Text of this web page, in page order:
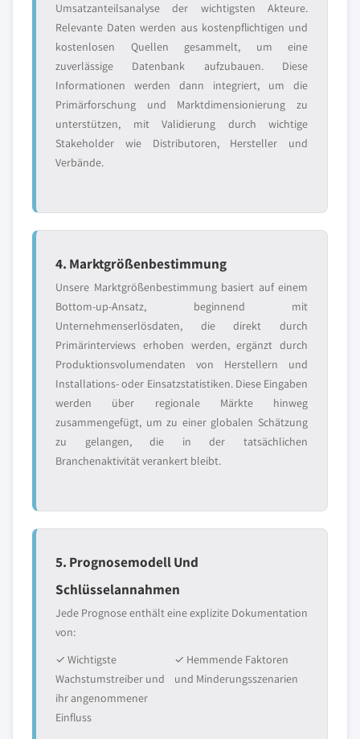
Umsatzanteilsanalyse der wichtigsten Akteure.
Relevante Daten werden aus kostenpflichtigen und
kostenlosen Quellen gesammelt, um eine
zuverlässige Datenbank aufzubauen. Diese
Informationen werden dann integriert, um die
Primärforschung und Marktdimensionierung zu
unterstützen, mit Validierung durch wichtige
Stakeholder wie Distributoren, Hersteller und
Verbände.
4. Marktgrößenbestimmung
Unsere Marktgrößenbestimmung basiert auf einem
Bottom-up-Ansatz, beginnend mit
Unternehmenserlösdaten, die direkt durch
Primärinterviews erhoben werden, ergänzt durch
Produktionsvolumendaten von Herstellern und
Installations- oder Einsatzstatistiken. Diese Eingaben
werden über regionale Märkte hinweg
zusammengefügt, um zu einer globalen Schätzung
zu gelangen, die in der tatsächlichen
Branchenaktivität verankert bleibt.
5. Prognosemodell Und
Schlüsselannahmen
Jede Prognose enthält eine explizite Dokumentation
von:
✓ Wichtigste
Wachstumstreiber und
ihr angenommener
Einfluss
✓ Hemmende Faktoren
und Minderungsszenarien